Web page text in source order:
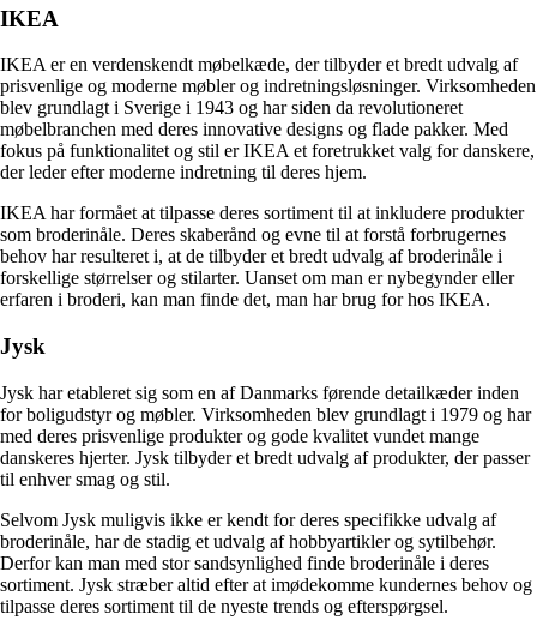
IKEA
IKEA er en verdenskendt møbelkæde, der tilbyder et bredt udvalg af
prisvenlige og moderne møbler og indretningsløsninger. Virksomheden
blev grundlagt i Sverige i 1943 og har siden da revolutioneret
møbelbranchen med deres innovative designs og flade pakker. Med
fokus på funktionalitet og stil er IKEA et foretrukket valg for danskere,
der leder efter moderne indretning til deres hjem.
IKEA har formået at tilpasse deres sortiment til at inkludere produkter
som broderinåle. Deres skaberånd og evne til at forstå forbrugernes
behov har resulteret i, at de tilbyder et bredt udvalg af broderinåle i
forskellige størrelser og stilarter. Uanset om man er nybegynder eller
erfaren i broderi, kan man finde det, man har brug for hos IKEA.
Jysk
Jysk har etableret sig som en af Danmarks førende detailkæder inden
for boligudstyr og møbler. Virksomheden blev grundlagt i 1979 og har
med deres prisvenlige produkter og gode kvalitet vundet mange
danskeres hjerter. Jysk tilbyder et bredt udvalg af produkter, der passer
til enhver smag og stil.
Selvom Jysk muligvis ikke er kendt for deres specifikke udvalg af
broderinåle, har de stadig et udvalg af hobbyartikler og sytilbehør.
Derfor kan man med stor sandsynlighed finde broderinåle i deres
sortiment. Jysk stræber altid efter at imødekomme kundernes behov og
tilpasse deres sortiment til de nyeste trends og efterspørgsel.